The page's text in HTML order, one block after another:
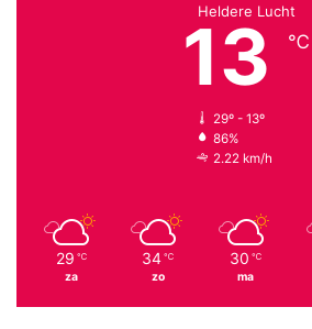
Heldere Lucht
13 ℃
29º - 13º
86%
2.22 km/h
29 ℃
za
34 ℃
zo
30 ℃
ma